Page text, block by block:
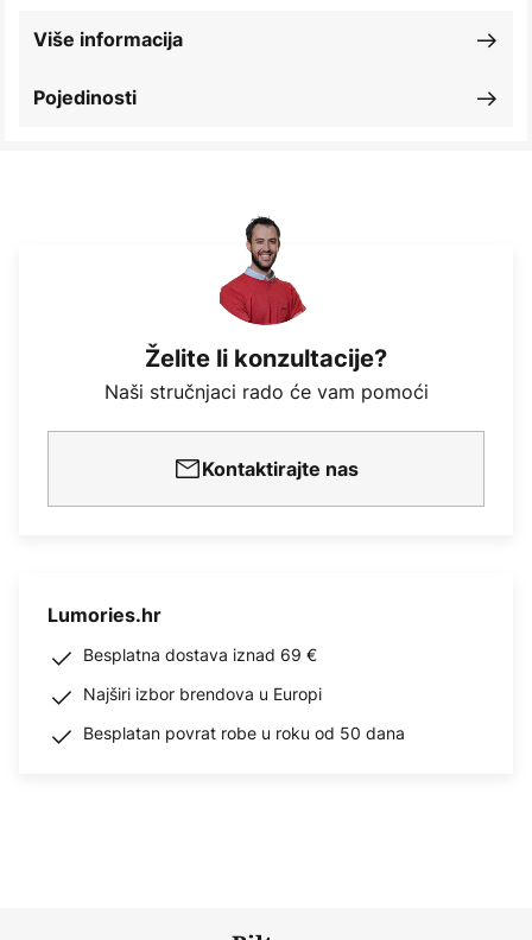
Pojedinosti
Više informacija
Želite li konzultacije?
Naši stručnjaci rado će vam pomoći
Kontaktirajte nas
Lumories.hr
Besplatna dostava iznad 69 €
Najširi izbor brendova u Europi
Besplatan povrat robe u roku od 50 dana